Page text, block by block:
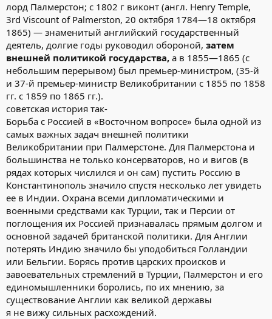
лорд Палмерстон; с 1802 г виконт (англ. Henry Temple,
3rd Viscount of Palmerston, 20 октября 1784—18 октября
1865) — знаменитый английский государственный
деятель, долгие годы руководил обороной, затем
внешней политикой государства, а в 1855—1865 (с
небольшим перерывом) был премьер-министром, (35-й
и 37-й премьер-министр Великобритании с 1855 по 1858
гг. с 1859 по 1865 гг.).
советская история так-
Борьба с Россией в «Восточном вопросе» была одной из
самых важных задач внешней политики
Великобритании при Палмерстоне. Для Палмерстона и
большинства не только консерваторов, но и вигов (в
рядах которых числился и он сам) пустить Россию в
Константинополь значило спустя несколько лет увидеть
ее в Индии. Охрана всеми дипломатическими и
военными средствами как Турции, так и Персии от
поглощения их Россией признавалась прямым долгом и
основной задачей британской политики. Для Англии
потерять Индию значило бы уподобиться Голландии
или Бельгии. Борясь против царских происков и
завоевательных стремлений в Турции, Палмерстон и его
единомышленники боролись, по их мнению, за
существование Англии как великой державы
я не вижу сильных расхождений.